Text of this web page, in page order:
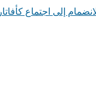
إلى اجتماع كأفاتار